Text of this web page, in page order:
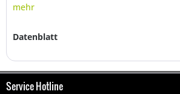
mehr
Datenblatt
Service Hotline